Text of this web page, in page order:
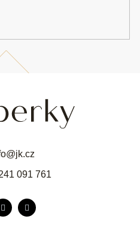
@jk.cz
091 761